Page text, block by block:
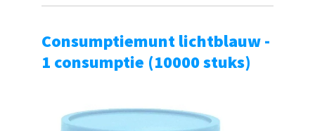
Consumptiemunt lichtblauw -
1 consumptie (10000 stuks)